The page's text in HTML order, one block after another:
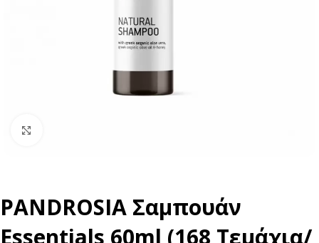
PANDROSIA Σαμπουάν
Essentials 60ml (168 Τεμάχια/